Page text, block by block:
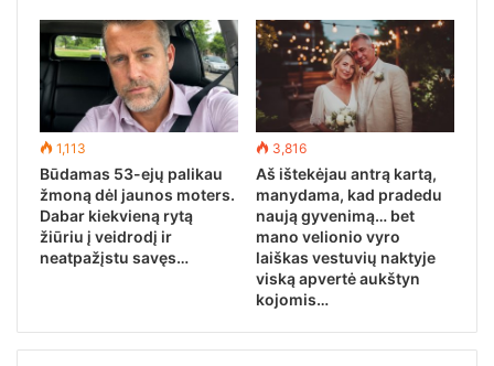
1,113
Būdamas 53-ejų palikau
žmoną dėl jaunos moters.
Dabar kiekvieną rytą
žiūriu į veidrodį ir
neatpažįstu savęs…
3,816
Aš ištekėjau antrą kartą,
manydama, kad pradedu
naują gyvenimą… bet
mano velionio vyro
laiškas vestuvių naktyje
viską apvertė aukštyn
kojomis…